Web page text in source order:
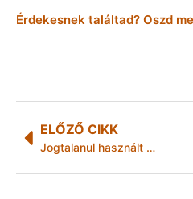
Érdekesnek találtad? Oszd
ELŐZŐ CIKK
Jogtalanul használt autóval balesetezett